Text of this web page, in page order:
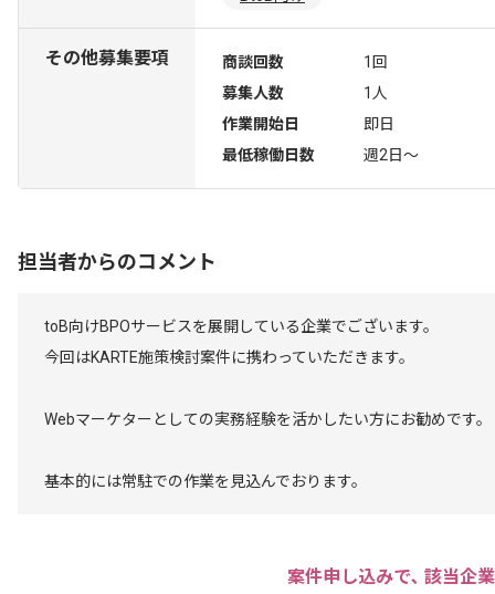
その他募集要項 商談回数
1回
募集人数
1人
作業開始日
即日
最低稼働日数
週2日〜
担当者からのコメント
toB向けBPOサービスを展開している企業でございます。
今回はKARTE施策検討案件に携わっていただきます。
Webマーケターとしての実務経験を活かしたい方にお勧めです。
基本的には常駐での作業を見込んでおります。
案件申し込みで､ 該当企